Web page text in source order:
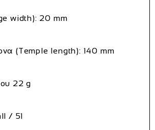
width): 20 mm
(Temple length): 140 mm
22 g
/ 51